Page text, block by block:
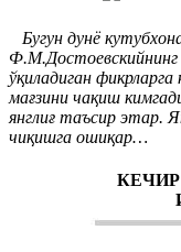
Бугун дунё
Ф.М.Достоевскийнинг
ўқиладиган
мағзини чақиш
янглиғ таъсир этар.
чиқишга ошиқар…